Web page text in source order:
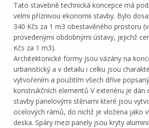
Tato stavebně technická koncepce má
velmi příznivou ekonomii stavby. Bylo
340 Kčs za 1 m3 obestavěného prostoru
provedenými obdobnými ústavy, jejichž
Kčs za 1 m3).
Architektonické formy jsou vázány na
urbanistický a v detailu i celku jsou
vytvořením a použitím všech dříve
konstrukčních elementů V exteriéru je dán
stavby panelovými stěnami které jsou
ocelových rámů, do nichž je vložena jako
deska. Spáry mezi panely jsou kryty